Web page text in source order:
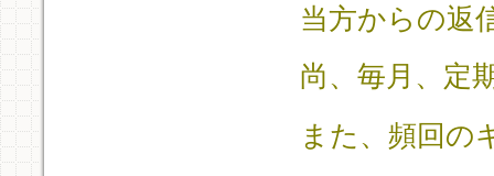
当方からの返
尚、毎月、定
また、頻回の